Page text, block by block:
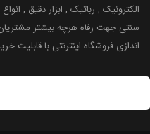
الکترونیک , رباتیک , ابزار دقیق ,
سنتی جهت رفاه هرچه بیشتر
اندازی فروشگاه اینترنتی با قابلیت